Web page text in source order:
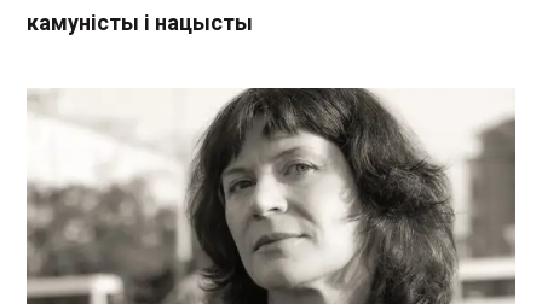
камуністы і нацысты